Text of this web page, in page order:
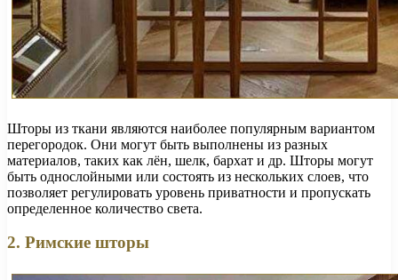
Шторы из ткани являются наиболее популярным вариантом
перегородок. Они могут быть выполнены из разных
материалов, таких как лён, шелк, бархат и др. Шторы могут
быть однослойными или состоять из нескольких слоев, что
позволяет регулировать уровень приватности и пропускать
определенное количество света.
2. Римские шторы